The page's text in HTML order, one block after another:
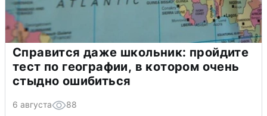
Справится даже школьник: пройдите
тест по географии, в котором очень
стыдно ошибиться
6 августа 88